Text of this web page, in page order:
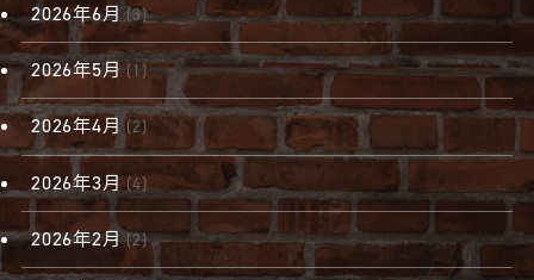
2026年6月 (3)
2026年5月(1)
2026年4月(2)
2026年3月(4)
2026年2月(2)